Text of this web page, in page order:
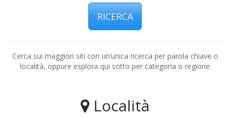
RICERCA
Cerca sui maggiori siti con un’unica ricerca per parola chiave o
località, oppure esplora qui sotto per categoria o regione
Località